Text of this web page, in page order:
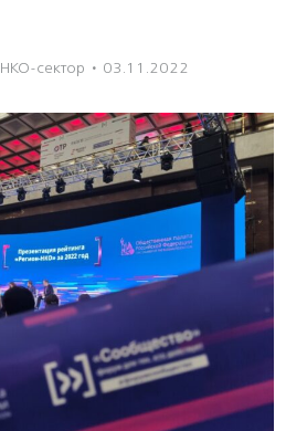
НКО-сектор · 03.11.2022